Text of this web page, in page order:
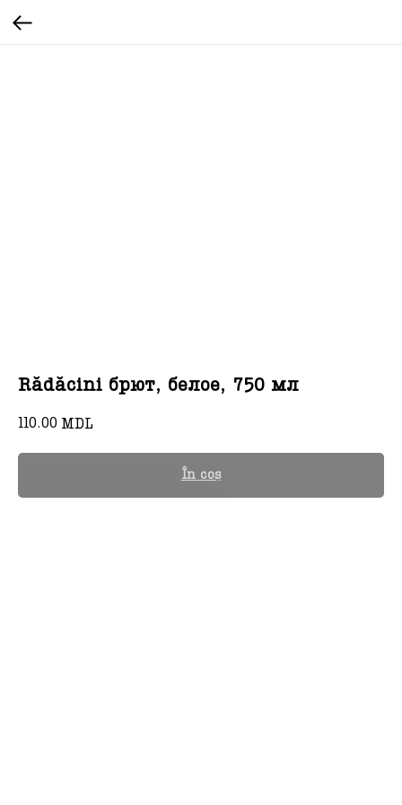
Rădăcini брют, белое, 750 мл
110.00 MDL
În coș